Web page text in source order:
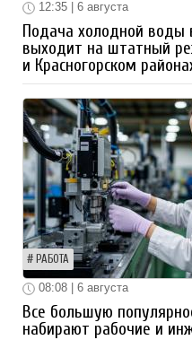
12:35 | 6 августа
Подача холодной воды
выходит на штатный
и Красногорском
РАБОТА
08:08 | 6 августа
Все большую
набирают рабочие и